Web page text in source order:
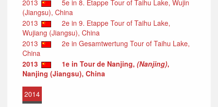
2013
5e in 8. Etappe Tour of Taihu Lake, Wujin
(Jiangsu), China
2013
2e in 9. Etappe Tour of Taihu Lake,
Wujiang (Jiangsu), China
2013
2e in Gesamtwertung Tour of Taihu Lake,
China
2013
1e in Tour de Nanjing, (Nanjing),
Nanjing (Jiangsu), China
2014